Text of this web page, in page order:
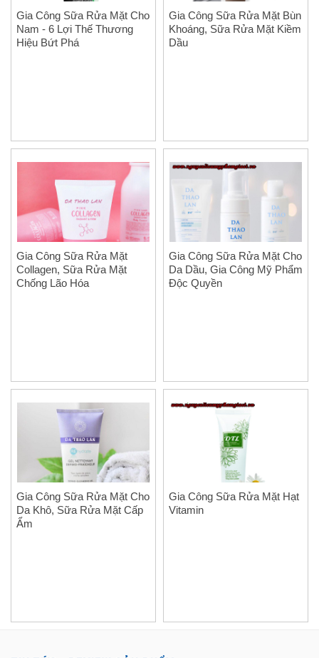
Gia Công Sữa Rửa Mặt Cho
Nam - 6 Lợi Thế Thương
Hiệu Bứt Phá
Gia Công Sữa Rửa Mặt Bùn
Khoáng, Sữa Rửa Mặt Kiềm
Dầu
Gia Công Sữa Rửa Mặt
Collagen, Sữa Rửa Mặt
Chống Lão Hóa
Gia Công Sữa Rửa Mặt Cho
Da Dầu, Gia Công Mỹ Phẩm
Độc Quyền
Gia Công Sữa Rửa Mặt Cho
Da Khô, Sữa Rửa Mặt Cấp
Ẩm
Gia Công Sữa Rửa Mặt Hạt
Vitamin